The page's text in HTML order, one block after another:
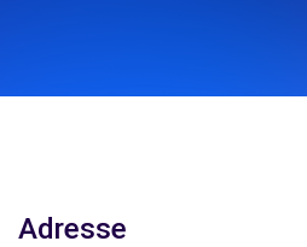
Adresse